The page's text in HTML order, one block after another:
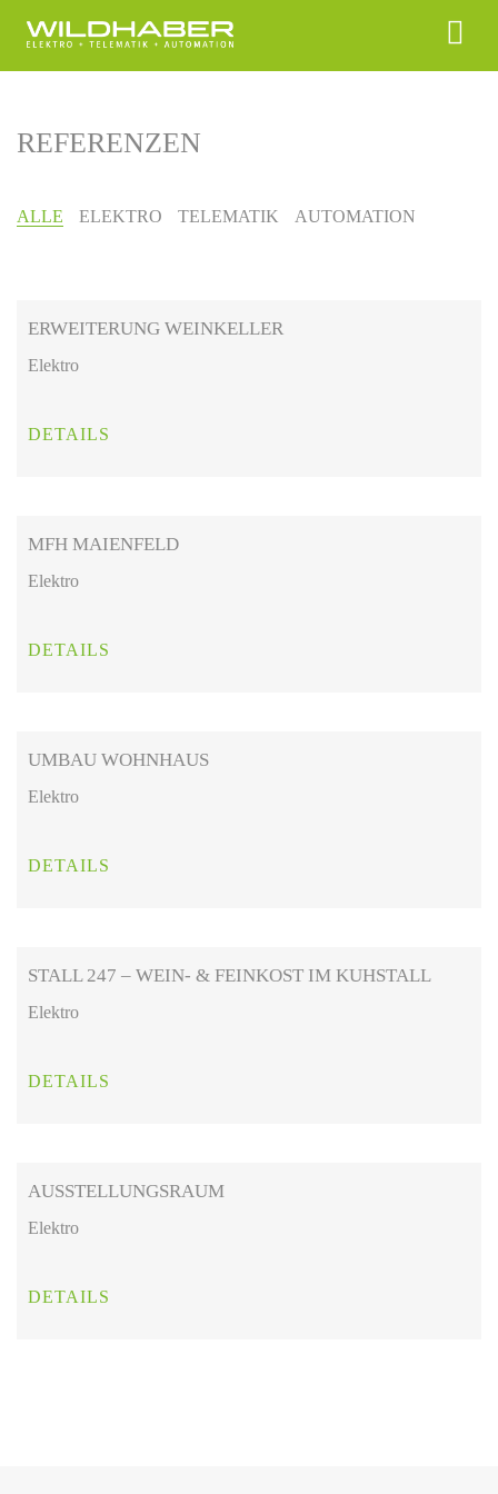
REFERENZEN
ALLE ELEKTRO TELEMATIK AUTOMATION
ERWEITERUNG WEINKELLER
Elektro
DETAILS
MFH MAIENFELD
Elektro
DETAILS
UMBAU WOHNHAUS
Elektro
DETAILS
STALL 247 – WEIN- & FEINKOST IM KUHSTALL
Elektro
DETAILS
AUSSTELLUNGSRAUM
Elektro
DETAILS